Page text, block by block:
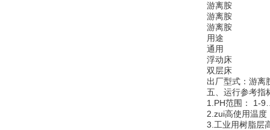
游离胺
游离胺
游离胺
用途
通用
浮动床
双层床
出厂型式：游离
五、 运行参考
1.PH范围： 1-
2.zui高使用温度
3.工业用树脂层